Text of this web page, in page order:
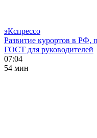
эКспрессо
Развитие курортов в РФ,
ГОСТ для руководителей
07:04
54 мин